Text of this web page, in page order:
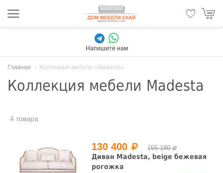
Напишите нам
Главная Коллекция мебели «Madesta»
Коллекция мебели Madesta
4 товара
130 400 155 180
Диван Madesta, beige бежевая
рогожка